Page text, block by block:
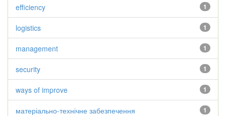
1
efficiency
1
logistics
1
management
1
security
1
ways of improve
1
матеріально-технічне забезпечення